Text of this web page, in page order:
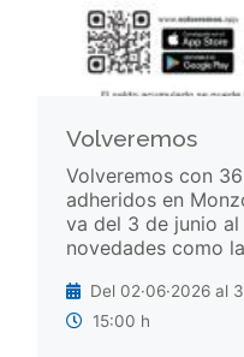
Volveremos
Volveremos con
adheridos en
va del 3 de junio
novedades como
Del 02·06·2026 al
15:00 h